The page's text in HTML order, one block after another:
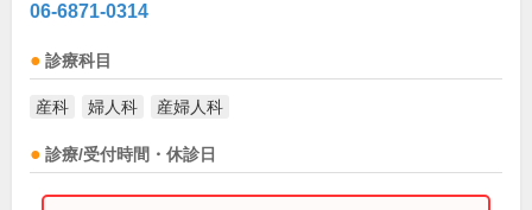
06-6871-0314
診療科目
産科 婦人科 産婦人科
診療/受付時間・休診日